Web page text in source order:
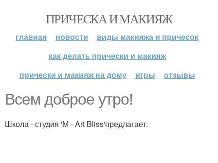
ПРИЧЕСКА И МАКИЯЖ
главная новости
виды макияжа и причесок
как делать прически и макияж
прически и макияж на дому
игры отзывы
Всем доброе утро!
Школа - студия 'М - Art Bliss'предлагает: